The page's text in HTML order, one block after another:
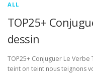
ALL
TOP25+
dessin
TOP25+ Conjuguer Le
teint on teint nous teignons